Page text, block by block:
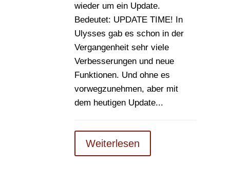
wieder um ein Update.
Bedeutet: UPDATE TIME! In
Ulysses gab es schon in der
Vergangenheit sehr viele
Verbesserungen und neue
Funktionen. Und ohne es
vorwegzunehmen, aber mit
dem heutigen Update...
Weiterlesen